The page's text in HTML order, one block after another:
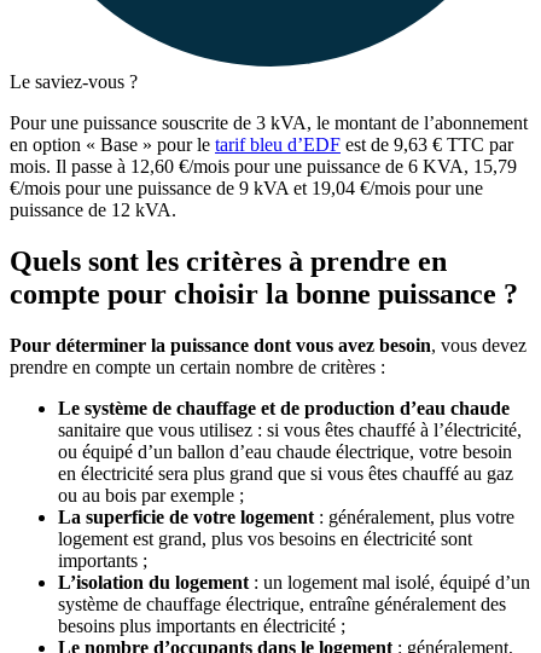
Le saviez-vous ?
Pour une puissance souscrite de 3 kVA, le montant de l’abonnement
en option « Base » pour le tarif bleu d’EDF est de 9,63 € TTC par
mois. Il passe à 12,60 €/mois pour une puissance de 6 KVA, 15,79
€/mois pour une puissance de 9 kVA et 19,04 €/mois pour une
puissance de 12 kVA.
Quels sont les critères à prendre en
compte pour choisir la bonne puissance ?
Pour déterminer la puissance dont vous avez besoin, vous devez
prendre en compte un certain nombre de critères :
Le système de chauffage et de production d’eau chaude
sanitaire que vous utilisez : si vous êtes chauffé à l’électricité,
ou équipé d’un ballon d’eau chaude électrique, votre besoin
en électricité sera plus grand que si vous êtes chauffé au gaz
ou au bois par exemple ;
La superficie de votre logement : généralement, plus votre
logement est grand, plus vos besoins en électricité sont
importants ;
L’isolation du logement : un logement mal isolé, équipé d’un
système de chauffage électrique, entraîne généralement des
besoins plus importants en électricité ;
Le nombre d’occupants dans le logement : généralement,